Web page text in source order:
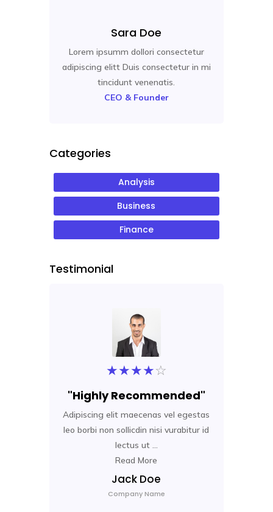
Sara Doe
Lorem ipsumm dollori consectetur
adipiscing elitt Duis consectetur in mi
tincidunt venenatis.
CEO & Founder
Categories
Analysis
Business
Finance
Testimonial
★★★★☆
"Highly Recommended"
Adipiscing elit maecenas vel egestas
leo borbi non sollicdin nisi vurabitur id
lectus ut ...
Read More
Jack Doe
Company Name